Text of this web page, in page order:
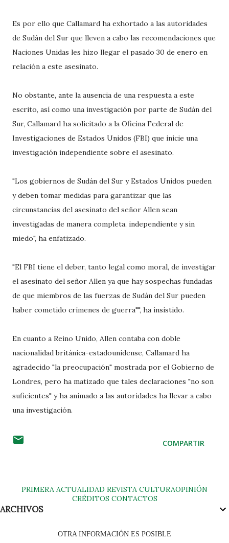
Es por ello que Callamard ha exhortado a las autoridades
de Sudán del Sur que lleven a cabo las recomendaciones que
Naciones Unidas les hizo llegar el pasado 30 de enero en
relación a este asesinato.
No obstante, ante la ausencia de una respuesta a este
escrito, así como una investigación por parte de Sudán del
Sur, Callamard ha solicitado a la Oficina Federal de
Investigaciones de Estados Unidos (FBI) que inicie una
investigación independiente sobre el asesinato.
"Los gobiernos de Sudán del Sur y Estados Unidos pueden
y deben tomar medidas para garantizar que las
circunstancias del asesinato del señor Allen sean
investigadas de manera completa, independiente y sin
miedo", ha enfatizado.
"El FBI tiene el deber, tanto legal como moral, de investigar
el asesinato del señor Allen ya que hay sospechas fundadas
de que miembros de las fuerzas de Sudán del Sur pueden
haber cometido crímenes de guerra"", ha insistido.
En cuanto a Reino Unido, Allen contaba con doble
nacionalidad británica-estadounidense, Callamard ha
agradecido "la preocupación" mostrada por el Gobierno de
Londres, pero ha matizado que tales declaraciones "no son
suficientes" y ha animado a las autoridades ha llevar a cabo
una investigación.
COMPARTIR
PRIMERA ACTUALIDAD REVISTA CULTURAOPINIÓN
CRÉDITOSCONTACTOS
ARCHIVOS
OTRA INFORMACIÓN ES POSIBLE